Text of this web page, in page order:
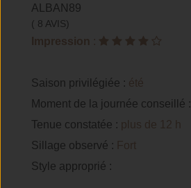
ALBAN89
( 8 AVIS)
Impression :
Saison privilégiée : été
Moment de la journée conseillé :
Tenue constatée : plus de 12 h
Sillage observé : Fort
Style approprié :